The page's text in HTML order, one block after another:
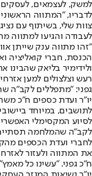
למשק, לעצמאים, לעסקים
לדבריו, "המתווה
צוות שלי, בשיתוף עם
לעבודה והגיעו למתווה
"זהו מתווה ענק שייתן
הכנסת, חברי קואליציה
ולידימיר בליאק שהבינו
רעש וצלצולים למען
גפני: "מתפללים לקב"ה
יו״ר ועדת כספים ח״כ
לתושבים, במיוחד
לסיוע המקסימלי האפשרי
לקב"ה שהמלחמה
לחברי ועדת הכספים
את המתווה ולעזור
ח"כ גפני. "עשינו כל